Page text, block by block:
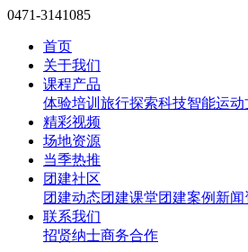
0471-3141085
首页
关于我们
课程产品
体验培训 旅行探索科技智能运动
精彩视频
场地资源
当季热推
团建社区
团建动态团建课堂团建案例 新闻
联系我们
招贤纳士商务合作